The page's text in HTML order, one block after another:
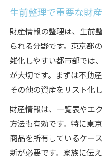
生前整理で重要な財
財産情報の整理は、生前
られる分野です。東京都
雑化しやすい都市部では
が大切です。まずは不動
その他の資産をリスト化
財産情報は、一覧表やエ
方法も有効です。特に東
商品を所有しているケー
新が必要です。家族に伝